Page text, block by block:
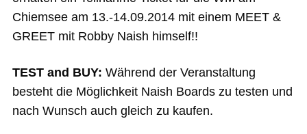
Chiemsee am 13.-14.09.2014 mit einem MEET &
GREET mit Robby Naish himself!!
TEST and BUY: Während der Veranstaltung
besteht die Möglichkeit Naish Boards zu testen und
nach Wunsch auch gleich zu kaufen.